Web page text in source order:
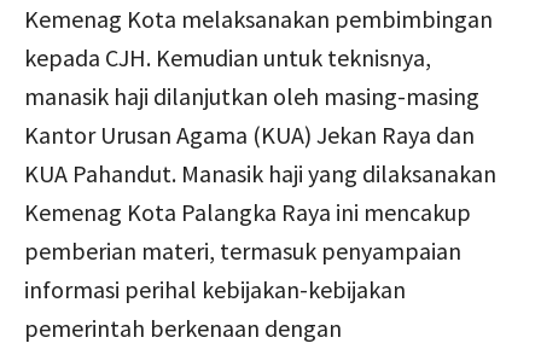
Kemenag Kota melaksanakan pembimbingan
kepada CJH. Kemudian untuk teknisnya,
manasik haji dilanjutkan oleh masing-masing
Kantor Urusan Agama (KUA) Jekan Raya dan
KUA Pahandut. Manasik haji yang dilaksanakan
Kemenag Kota Palangka Raya ini mencakup
pemberian materi, termasuk penyampaian
informasi perihal kebijakan-kebijakan
pemerintah berkenaan dengan